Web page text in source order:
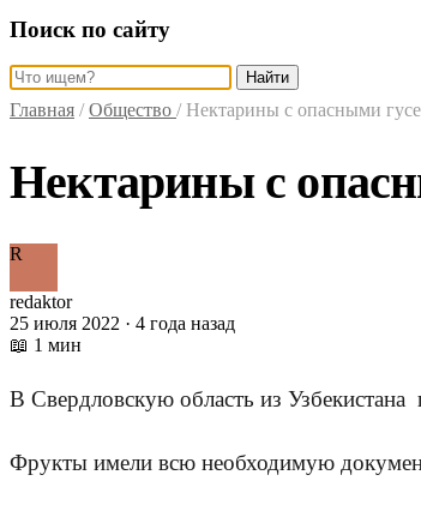
Поиск по сайту
Найти
Главная / Общество / Нектарины с опасными
Нектарины с
R
redaktor
25 июля 2022 · 4 года назад
📖 1 мин
В Свердловскую область из
Фрукты имели всю необходимую